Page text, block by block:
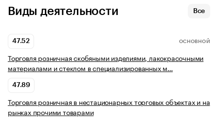
Виды деятельности Все
47.52 ОСНОВНОЙ
Торговля розничная скобяными изделиями, лакокрасочными
материалами и стеклом в специализированных м…
47.89
Торговля розничная в нестационарных торговых объектах и на
рынках прочими товарами